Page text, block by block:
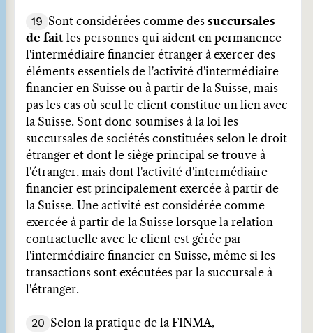
19 Sont considérées comme des succursales
de fait les personnes qui aident en permanence
l'intermédiaire financier étranger à exercer des
éléments essentiels de l'activité d'intermédiaire
financier en Suisse ou à partir de la Suisse, mais
pas les cas où seul le client constitue un lien avec
la Suisse. Sont donc soumises à la loi les
succursales de sociétés constituées selon le droit
étranger et dont le siège principal se trouve à
l'étranger, mais dont l'activité d'intermédiaire
financier est principalement exercée à partir de
la Suisse. Une activité est considérée comme
exercée à partir de la Suisse lorsque la relation
contractuelle avec le client est gérée par
l'intermédiaire financier en Suisse, même si les
transactions sont exécutées par la succursale à
l'étranger.
20
Selon la pratique de la FINMA,